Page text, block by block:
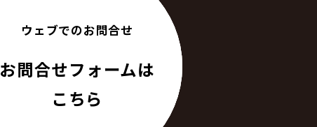
ウェブでのお問合せ
お問合せフォームは
こちら